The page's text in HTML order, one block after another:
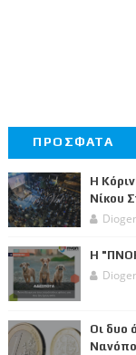
ΠΡΟΣΦΑΤΑ
Η
Νίκου
Η
Οι δυο